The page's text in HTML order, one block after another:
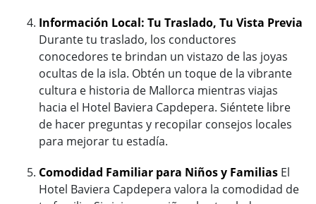
Información Local: Tu Traslado, Tu Vista Previa
Durante tu traslado, los conductores
conocedores te brindan un vistazo de las joyas
ocultas de la isla. Obtén un toque de la vibrante
cultura e historia de Mallorca mientras viajas
hacia el Hotel Baviera Capdepera. Siéntete libre
de hacer preguntas y recopilar consejos locales
para mejorar tu estadía.
Comodidad Familiar para Niños y Familias El
Hotel Baviera Capdepera valora la comodidad de